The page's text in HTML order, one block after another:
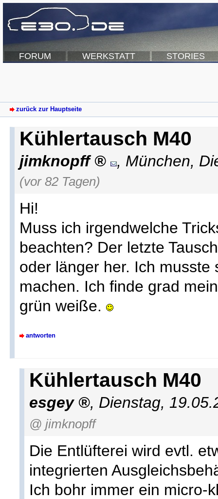
FORUM WERKSTATT STORIES
zurück zur Hauptseite
Kühlertausch M40
jimknopff , München,
(vor 82 Tagen)
Hi!
Muss ich irgendwelche
beachten? Der letzte
oder länger her. Ich musste
machen. Ich finde grad
grün weiße.
antworten
Kühlertausch M40
esgey , Dienstag,
@ jimknopff
Die Entlüfterei wird evtl.
integrierten
Ich bohr immer ein micro-